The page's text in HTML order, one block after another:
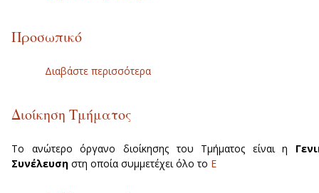
Προσωπικό
Διαβάστε περισσότερα
Διοίκηση Τμήματος
Το ανώτερο όργανο διοίκησης του Τμήματος είναι η
Συνέλευση στη οποία συμμετέχει όλο το Ε